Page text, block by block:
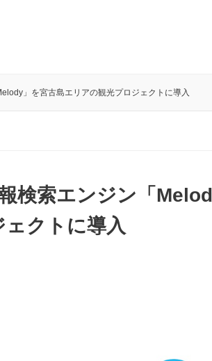
」を宮古島エリアの観光プロジェクトに導入
検索エンジン「
クトに導入